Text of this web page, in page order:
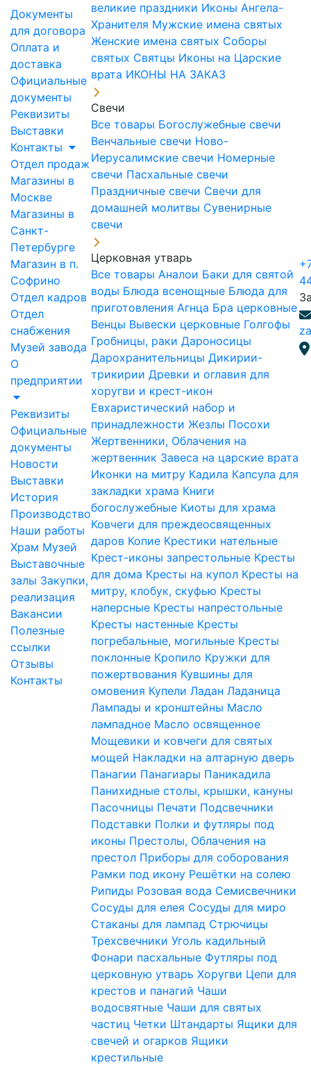
Документы
для договора
Оплата и
доставка
Официальные
документы
Реквизиты
Выставки
Контакты
Отдел продаж
Магазины в
Москве
Магазины в
Санкт-
Петербурге
Магазин в п.
Софрино
Отдел кадров
Отдел
снабжения
Музей завода
О
предприятии
Реквизиты
Официальные
документы
Новости
Выставки
История
Производство
Наши работы
Храм Музей
Выставочные
залы Закупки,
реализация
Вакансии
Полезные
ссылки
Отзывы
Контакты
великие праздники Иконы Ангела-
Хранителя Мужские имена святых
Женские имена святых Соборы
святых Святцы Иконы на Царские
врата ИКОНЫ НА ЗАКАЗ
Свечи
Все товары Богослужебные свечи
Венчальные свечи Ново-
Иерусалимские свечи Номерные
свечи Пасхальные свечи
Праздничные свечи Свечи для
домашней молитвы Сувенирные
свечи
Церковная утварь
Все товары Аналои Баки для святой
воды Блюда всенощные Блюда для
приготовления Агнца Бра церковные
Венцы Вывески церковные Голгофы
Гробницы, раки Дароносицы
Дарохранительницы Дикирии-
трикирии Древки и оглавия для
хоругви и крест-икон
Евхаристический набор и
принадлежности Жезлы Посохи
Жертвенники, Облачения на
жертвенник Завеса на царские врата
Иконки на митру Кадила Капсула для
закладки храма Книги
богослужебные Киоты для храма
Ковчеги для преждеосвященных
даров Копие Крестики нательные
Крест-иконы запрестольные Кресты
для дома Кресты на купол Кресты на
митру, клобук, скуфью Кресты
наперсные Кресты напрестольные
Кресты настенные Кресты
погребальные, могильные Кресты
поклонные Кропило Кружки для
пожертвования Кувшины для
омовения Купели Ладан Ладаница
Лампады и кронштейны Масло
лампадное Масло освященное
Мощевики и ковчеги для святых
мощей Накладки на алтарную дверь
Панагии Панагиары Паникадила
Панихидные столы, крышки, кануны
Пасочницы Печати Подсвечники
Подставки Полки и футляры под
иконы Престолы, Облачения на
престол Приборы для соборования
Рамки под икону Решётки на солею
Рипиды Розовая вода Семисвечники
Сосуды для елея Сосуды для миро
Стаканы для лампад Стрючицы
Трехсвечники Уголь кадильный
Фонари пасхальные Футляры под
церковную утварь Хоругви Цепи для
крестов и панагий Чаши
водосвятные Чаши для святых
частиц Четки Штандарты Ящики для
свечей и огарков Ящики
крестильные